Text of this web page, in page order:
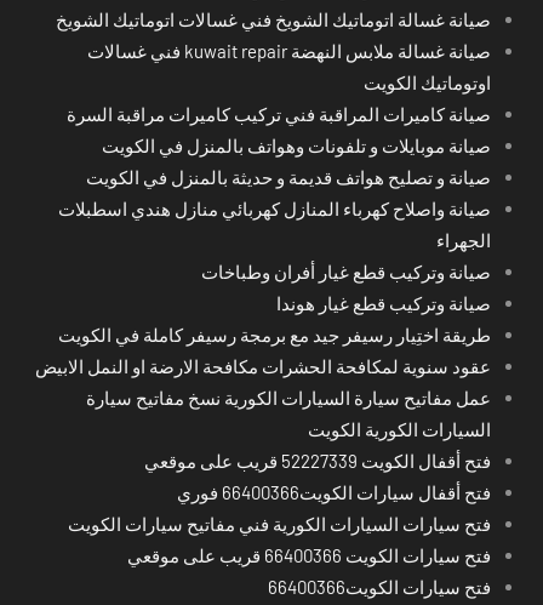
صيانة غسالة اتوماتيك الشويخ فني غسالات اتوماتيك الشويخ
صيانة غسالة ملابس النهضة kuwait repair فني غسالات
اوتوماتيك الكويت
صيانة كاميرات المراقبة فني تركيب كاميرات مراقبة السرة
صيانة موبايلات و تلفونات وهواتف بالمنزل في الكويت
صيانة و تصليح هواتف قديمة و حديثة بالمنزل في الكويت
صيانة واصلاح كهرباء المنازل كهربائي منازل هندي اسطبلات
الجهراء
صيانة وتركيب قطع غيار أفران وطباخات
صيانة وتركيب قطع غيار هوندا
طريقة اختِيار رسيفر جيد مع برمجة رسيفر كاملة في الكويت
عقود سنوية لمكافحة الحشرات مكافحة الارضة او النمل الابيض
عمل مفاتيح سيارة السيارات الكورية نسخ مفاتيح سيارة
السيارات الكورية الكويت
فتح أقفال الكويت 52227339 قريب على موقعي
فتح أقفال سيارات الكويت66400366 فوري
فتح سيارات السيارات الكورية فني مفاتيح سيارات الكويت
فتح سيارات الكويت 66400366 قريب على موقعي
فتح سيارات الكويت66400366